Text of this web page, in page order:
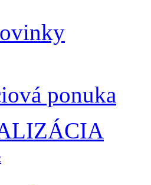
ponuka